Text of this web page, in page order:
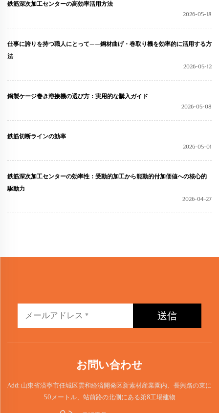
鉄筋深次加工センターの高効率活用方法
2026-05-18
仕事に誇りを持つ職人にとって——鋼材曲げ・巻取り機を効率的に活用する方
法
2026-05-12
鋼製ケージ巻き溶接機の選び方：実用的な購入ガイド
2026-05-08
鉄筋切断ラインの効率
2026-05-01
鉄筋深次加工センターの効率性：受動的加工から能動的付加価値への核心的
駆動力
2026-04-27
送信
お問い合わせ
Add: 山東省済寧市任城区雲和経済開発区新素材産業園内、長興路の東に
50メートル、站前路の北側にある第8工場建物